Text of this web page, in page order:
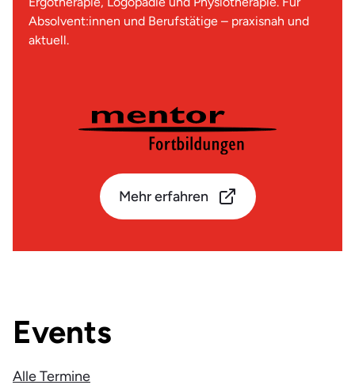
Absolvent:innen und Berufstätige – praxisnah und
aktuell.
Mehr erfahren
Events
Alle Termine